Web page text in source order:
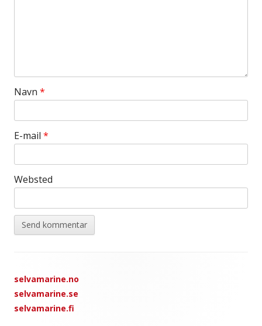
Navn *
E-mail *
Websted
Content
selvamarine.no
selvamarine.se
selvamarine.fi